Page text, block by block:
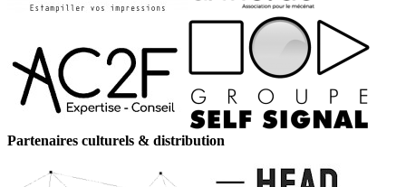
Partenaires culturels & distribution